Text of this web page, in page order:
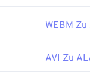
WEBM Zu
AVI Zu